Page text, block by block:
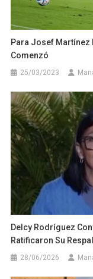
Para Josef Martínez
Comenzó
25/03/2023
Delcy Rodríguez
Ratificaron Su
28/06/2026